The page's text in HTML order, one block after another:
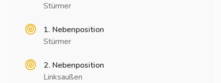
Stürmer
1. Nebenposition
Stürmer
2. Nebenposition
Linksaußen